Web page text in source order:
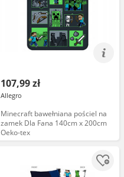
107,99 zł
Allegro
Minecraft bawełniana pościel na
zamek Dla Fana 140cm x 200cm
Oeko-tex